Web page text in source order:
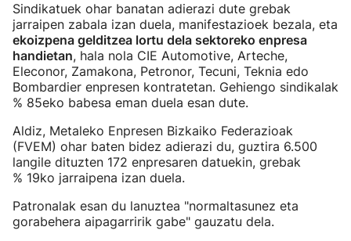
Sindikatuek ohar banatan adierazi dute grebak
jarraipen zabala izan duela, manifestazioek bezala, eta
ekoizpena gelditzea lortu dela sektoreko enpresa
handietan, hala nola CIE Automotive, Arteche,
Eleconor, Zamakona, Petronor, Tecuni, Teknia edo
Bombardier enpresen kontratetan. Gehiengo sindikalak
% 85eko babesa eman duela esan dute.
Aldiz, Metaleko Enpresen Bizkaiko Federazioak
(FVEM) ohar baten bidez adierazi du, guztira 6.500
langile dituzten 172 enpresaren datuekin, grebak
% 19ko jarraipena izan duela.
Patronalak esan du lanuztea "normaltasunez eta
gorabehera aipagarririk gabe" gauzatu dela.